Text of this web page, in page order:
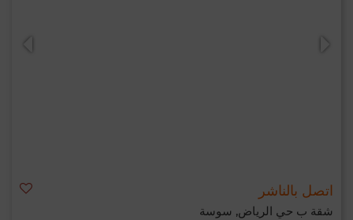
اتصل بالناشر
شقة ب حي الرياض, سوسة